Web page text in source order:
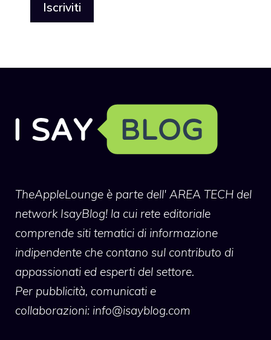
TheAppleLounge è parte dell' AREA TECH del
network IsayBlog! la cui rete editoriale
comprende siti tematici di informazione
indipendente che contano sul contributo di
appassionati ed esperti del settore.
Per pubblicità, comunicati e
collaborazioni: info@isayblog.com